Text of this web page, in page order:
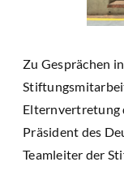
Zu Gesprächen
Elternvertretung
Präsident des
Teamleiter der